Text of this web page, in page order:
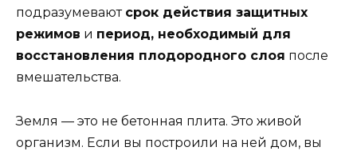
подразумевают срок действия защитных
режимов и период, необходимый для
восстановления плодородного слоя после
вмешательства.
Земля — это не бетонная плита. Это живой
организм. Если вы построили на ней дом, вы